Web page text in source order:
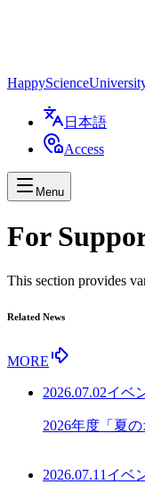
HappyScience
日本語
Access
Menu
For
This section provides
Related News
MORE
2026.07.02イベ
2026年度「夏
2026.07.11 イベ